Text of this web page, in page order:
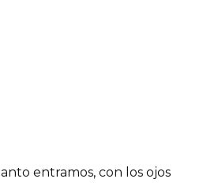
entramos, con los ojos